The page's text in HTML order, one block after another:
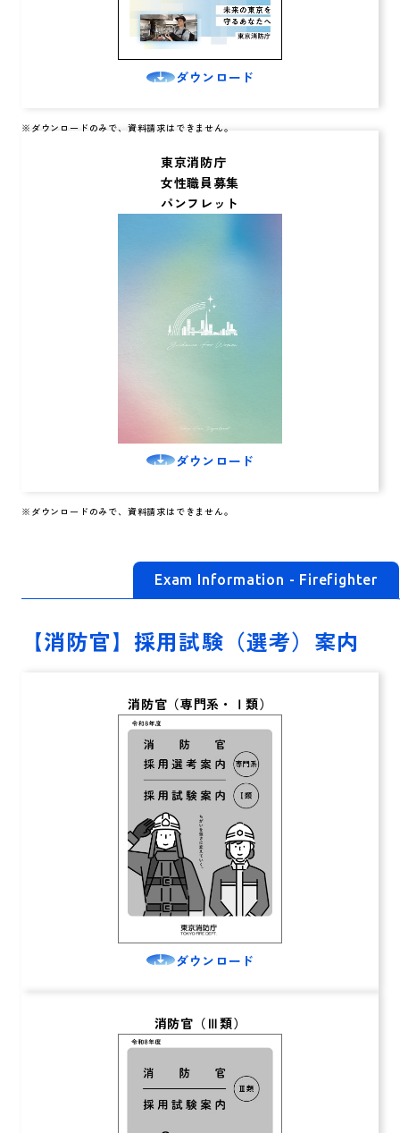
ダウンロード
東京消防庁
女性職員募集
パンフレット
ダウンロード
Exam Information - Firefighter
【消防官】採用試験 （選考）案内
消防官（専門系・Ⅰ類）
ダウンロード
消防官（Ⅲ類）